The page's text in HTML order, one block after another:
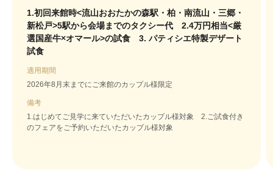
1.初回来館時<流山おおたかの森駅・柏・南流山・三郷・
新松戸>5駅から会場までのタクシー代 2.4万円相当<厳
選国産牛×オマール>の試食 3. パティシエ特製デザート
試食
適用期間
2026年8月末までにご来館のカップル様限定
備考
1.はじめてご見学に来ていただいたカップル様対象 2.ご試食付き
のフェアをご予約いただいたカップル様対象